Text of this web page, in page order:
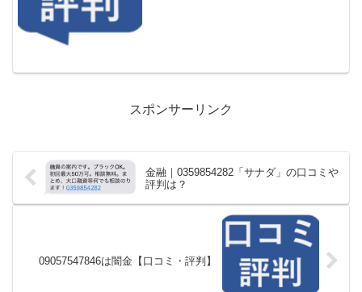
スポンサーリンク
金融｜0359854282「サナダ」の口コミや
評判は？
09057547846は闇金【口コミ・評判】